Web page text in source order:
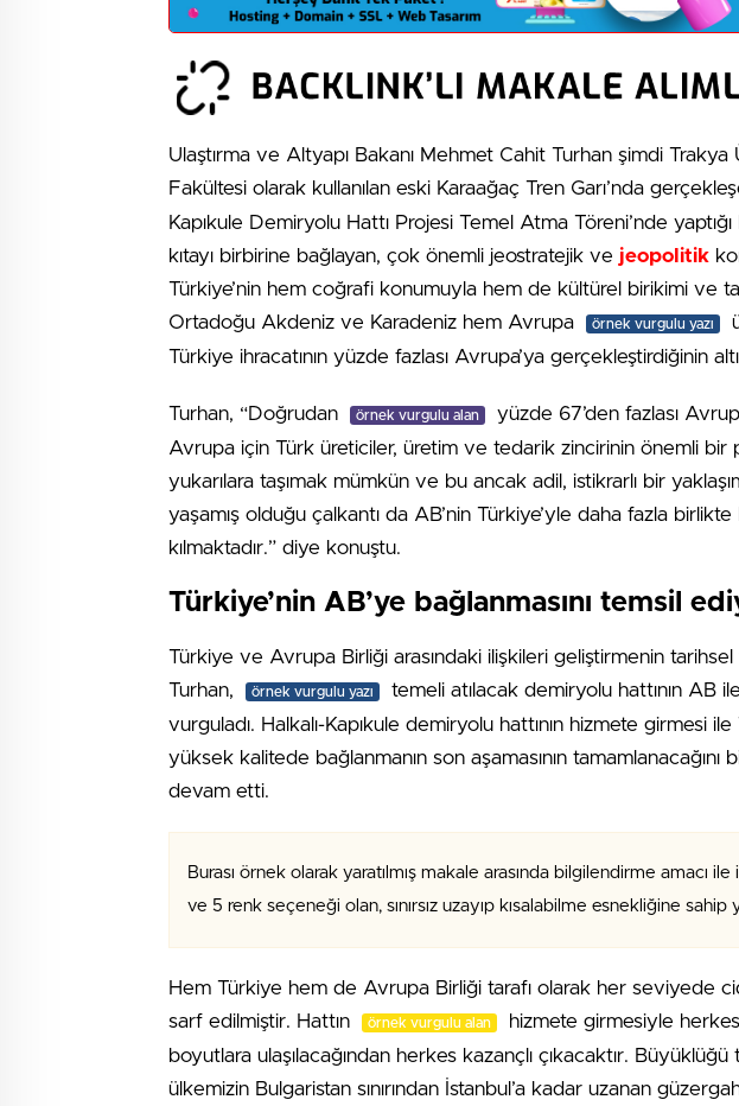
Ulaştırma ve Altyapı Bakanı Mehmet Cahit Turhan şimdi
Fakültesi olarak kullanılan eski Karaağaç Tren Garı’nda
Kapıkule Demiryolu Hattı Projesi Temel Atma Töreni’nde
kıtayı birbirine bağlayan, çok önemli jeostratejik ve jeopolitik
Türkiye’nin hem coğrafi konumuyla hem de kültürel birikimi ve
Ortadoğu Akdeniz ve Karadeniz hem Avrupa
örnek vurgulu yazı
Türkiye ihracatının yüzde fazlası Avrupa’ya gerçekleştirdiğinin
Turhan, “Doğrudan örnek vurgulu alan
yüzde 67’den fazlası
Avrupa için Türk üreticiler, üretim ve tedarik zincirinin önemli bir
yukarılara taşımak mümkün ve bu ancak adil, istikrarlı bir
yaşamış olduğu çalkantı da AB’nin Türkiye’yle daha fazla
kılmaktadır.” diye konuştu.
Türkiye’nin AB’ye bağlanmasını temsil
Türkiye ve Avrupa Birliği arasındaki ilişkileri geliştirmenin
Turhan,
örnek vurgulu yazı
temeli atılacak demiryolu hattının AB
vurguladı. Halkalı-Kapıkule demiryolu hattının hizmete girmesi
yüksek kalitede bağlanmanın son aşamasının tamamlanacağını
devam etti.
Burası örnek olarak yaratılmış makale arasında bilgilendirme amacı
ve 5 renk seçeneği olan, sınırsız uzayıp kısalabilme esnekliğine sahip
Hem Türkiye hem de Avrupa Birliği tarafı olarak her seviyede
sarf edilmiştir. Hattın
örnek vurgulu alan
hizmete girmesiyle
boyutlara ulaşılacağından herkes kazançlı çıkacaktır. Büyüklüğü
ülkemizin Bulgaristan sınırından İstanbul’a kadar uzanan